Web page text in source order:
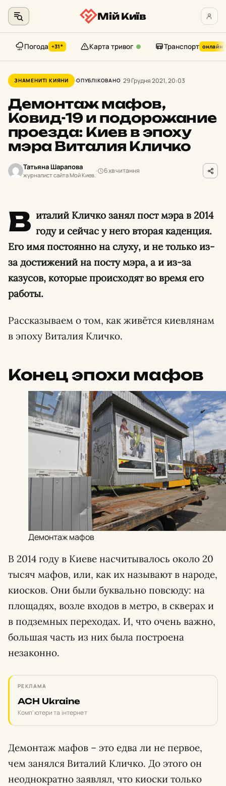
до
контенту
Мій Київ
Погода +31° Карта тривог Транспорт онлайн
ЗНАМЕНИТІ КИЯНИ ОПУБЛІКОВАНО 29 Грудня 2021, 20:03
Демонтаж мафов,
Ковид-19 и подорожание
проезда: Киев в эпоху
мэра Виталия Кличко
Татьяна Шарапова
журналист сайта Мой Киев.
6 хв читання
В италий Кличко занял пост мэра в 2014
году и сейчас у него вторая каденция.
Его имя постоянно на слуху, и не только из-
за достижений на посту мэра, а и из-за
казусов, которые происходят во время его
работы.
Рассказываем о том, как живётся киевлянам
в эпоху Виталия Кличко.
Конец эпохи мафов
Демонтаж мафов
В 2014 году в Киеве насчитывалось около 20
тысяч мафов, или, как их называют в народе,
киосков. Они были буквально повсюду: на
площадях, возле входов в метро, в скверах и
в подземных переходах. И, что очень важно,
большая часть из них была построена
незаконно.
РЕКЛАМА
ACH Ukraine
Комп'ютери та інтернет
Демонтаж мафов – это едва ли не первое,
чем занялся Виталий Кличко. До этого он
неоднократно заявлял, что киоски только